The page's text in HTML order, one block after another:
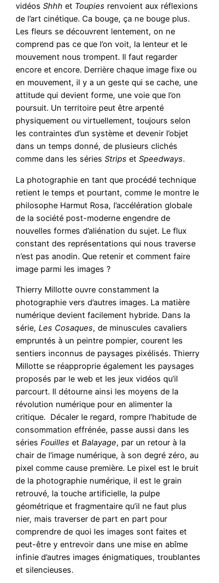
vidéos Shhh et Toupies renvoient aux réflexions
de l’art cinétique. Ca bouge, ça ne bouge plus.
Les fleurs se découvrent lentement, on ne
comprend pas ce que l’on voit, la lenteur et le
mouvement nous trompent. Il faut regarder
encore et encore. Derrière chaque image fixe ou
en mouvement, il y a un geste qui se cache, une
attitude qui devient forme, une voie que l’on
poursuit. Un territoire peut être arpenté
physiquement ou virtuellement, toujours selon
les contraintes d’un système et devenir l’objet
dans un temps donné, de plusieurs clichés
comme dans les séries Strips et Speedways.
La photographie en tant que procédé technique
retient le temps et pourtant, comme le montre le
philosophe Harmut Rosa, l’accélération globale
de la société post-moderne engendre de
nouvelles formes d’aliénation du sujet. Le flux
constant des représentations qui nous traverse
n’est pas anodin. Que retenir et comment faire
image parmi les images ?
Thierry Millotte ouvre constamment la
photographie vers d’autres images. La matière
numérique devient facilement hybride. Dans la
série, Les Cosaques, de minuscules cavaliers
empruntés à un peintre pompier, courent les
sentiers inconnus de paysages pixélisés. Thierry
Millotte se réapproprie également les paysages
proposés par le web et les jeux vidéos qu’il
parcourt. Il détourne ainsi les moyens de la
révolution numérique pour en alimenter la
critique. Décaler le regard, rompre l’habitude de
consommation effrénée, passe aussi dans les
séries Fouilles et Balayage, par un retour à la
chair de l’image numérique, à son degré zéro, au
pixel comme cause première. Le pixel est le bruit
de la photographie numérique, il est le grain
retrouvé, la touche artificielle, la pulpe
géométrique et fragmentaire qu’il ne faut plus
nier, mais traverser de part en part pour
comprendre de quoi les images sont faites et
peut-être y entrevoir dans une mise en abîme
infinie d’autres images énigmatiques, troublantes
et silencieuses.